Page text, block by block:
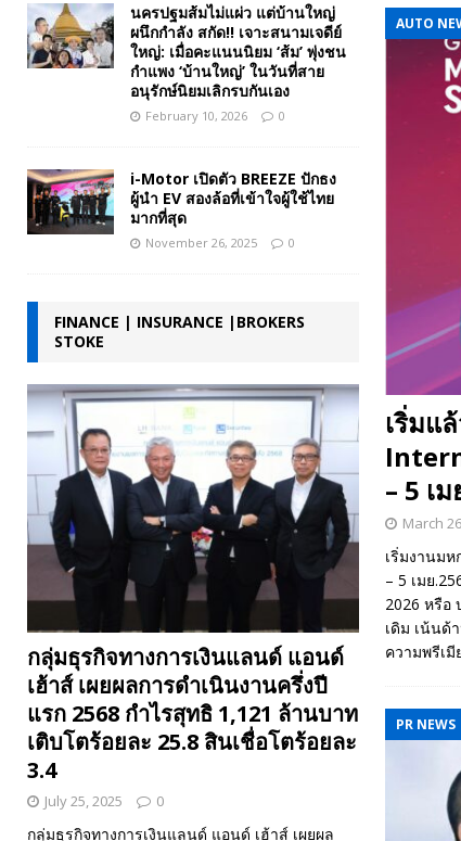
AUTO
เริ่มแ
– 5 เ
March
เริ่มงานม
– 5 เมย
2026 หรือ
เดิม เน้นด้
ความพรีเ
PR NEWS
นครปฐมส้มไม่แผ่ว แต่บ้านใหญ่
ผนึกกำลัง สกัด!! เจาะสนามเจดีย์
ใหญ่: เมื่อคะแนนนิยม ‘ส้ม’ พุ่งชน
กำแพง ‘บ้านใหญ่’ ในวันที่สาย
อนุรักษ์นิยมเลิกรบกันเอง
February 10, 2026 0
i-Motor เปิดตัว BREEZE ปักธง
ผู้นำ EV สองล้อที่เข้าใจผู้ใช้ไทย
มากที่สุด
November 26, 2025 0
FINANCE | INSURANCE |BROKERS
STOKE
กลุ่มธุรกิจทางการเงินแลนด์ แอนด์
เฮ้าส์ เผยผลการดำเนินงานครึ่งปี
แรก 2568 กำไรสุทธิ 1,121 ล้านบาท
เติบโตร้อยละ 25.8 สินเชื่อโตร้อยละ
3.4
July 25, 2025 0
กลุ่มธุรกิจทางการเงินแลนด์ แอนด์ เฮ้าส์ เผยผล